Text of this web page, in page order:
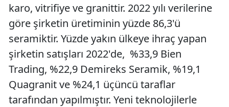
karo, vitrifiye ve granittir. 2022 yılı verilerine
göre şirketin üretiminin yüzde 86,3'ü
seramiktir. Yüzde yakın ülkeye ihraç yapan
şirketin satışları 2022'de, %33,9 Bien
Trading, %22,9 Demireks Seramik, %19,1
Quagranit ve %24,1 üçüncü taraflar
tarafından yapılmıştır. Yeni teknolojilerle